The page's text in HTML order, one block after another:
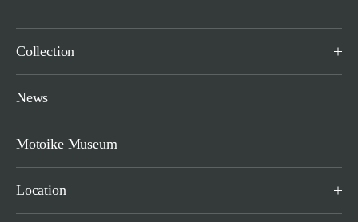
Collection
News
Motoike Museum
Location